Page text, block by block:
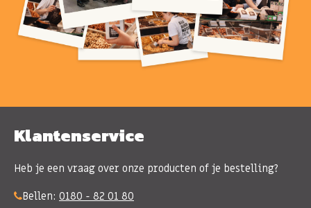
Klantenservice
Heb je een vraag over onze producten of je bestelling?
Bellen: 0180 - 82 01 80